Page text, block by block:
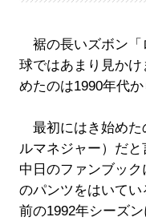
裾の長いズボン「
球ではあまり見か
めたのは1990年代か
最初にはき始めた
ルマネジャー）だ
中日のファンブッ
のパンツをはいて
前の1992年シーズ